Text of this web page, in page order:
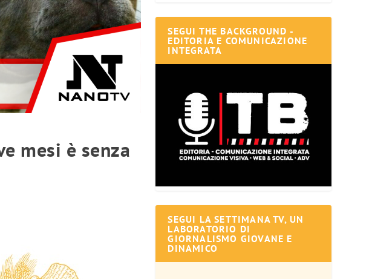
mesi è senza
SEGUI THE BACKGROUND -
EDITORIA E COMUNICAZIONE
INTEGRATA
SEGUI LA SETTIMANA TV, UN
LABORATORIO DI
GIORNALISMO GIOVANE E
DINAMICO